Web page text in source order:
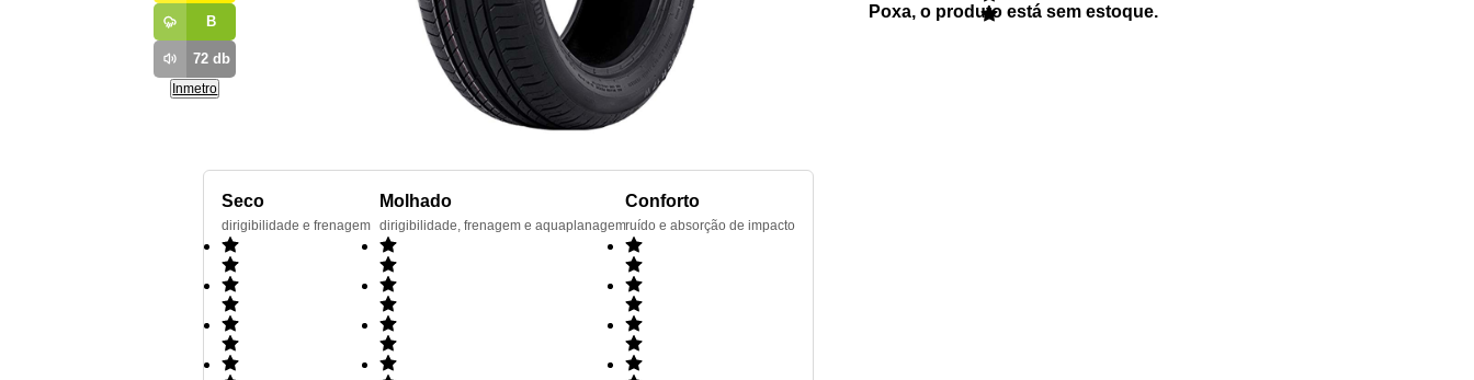
B
72db
Inmetro
Seco
dirigibilidade e frenagem
Molhado
dirigibilidade, frenagem e aquaplanagem
Conforto
ruído e absorção de impacto
Poxa, o produto está sem estoque.